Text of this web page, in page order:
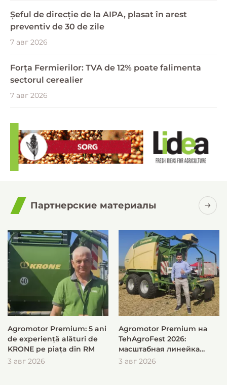
Șeful de direcție de la AIPA, plasat în arest
preventiv de 30 de zile
7 авг 2026
Forța Fermierilor: TVA de 12% poate falimenta
sectorul cerealier
7 авг 2026
Партнерские материалы
Agromotor Premium: 5 ani
de experiență alături de
KRONE pe piața din RM
3 авг 2026
Agromotor Premium на
TehAgroFest 2026:
масштабная линейка
KRONE для быстрой и
3 авг 2026